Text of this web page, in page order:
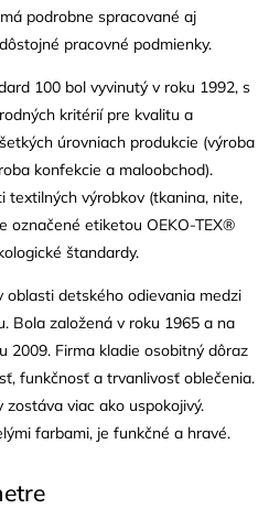
podrobne spracované aj
pracovné podmienky.
100 bol vyvinutý v roku 1992, s
kritérií pre kvalitu a
úrovniach produkcie (výroba
konfekcie a maloobchod).
textilných výrobkov (tkanina, nite,
označené etiketou OEKO-TEX®
štandardy.
oblasti detského odievania medzi
Bola založená v roku 1965 a na
2009. Firma kladie osobitný dôraz
funkčnosť a trvanlivosť oblečenia.
viac ako uspokojivý.
farbami, je funkčné a hravé.